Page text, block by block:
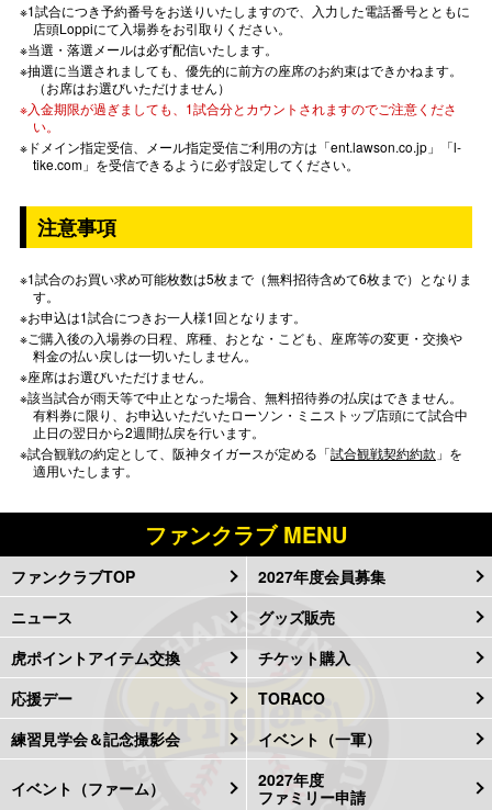
※1試合につき予約番号をお送りいたしますので、入力した電話番号とともに
店頭Loppiにて入場券をお引取りください。
※当選・落選メールは必ず配信いたします。
※抽選に当選されましても、優先的に前方の座席のお約束はできかねます。
（お席はお選びいただけません）
※入金期限が過ぎましても、1試合分とカウントされますのでご注意くださ
い。
※ドメイン指定受信、メール指定受信ご利用の方は「ent.lawson.co.jp」「l-
tike.com」を受信できるように必ず設定してください。
注意事項
※1試合のお買い求め可能枚数は5枚まで（無料招待含めて6枚まで）となりま
す。
※お申込は1試合につきお一人様1回となります。
※ご購入後の入場券の日程、席種、おとな・こども、座席等の変更・交換や
料金の払い戻しは一切いたしません。
※座席はお選びいただけません。
※該当試合が雨天等で中止となった場合、無料招待券の払戻はできません。
有料券に限り、お申込いただいたローソン・ミニストップ店頭にて試合中
止日の翌日から2週間払戻を行います。
※試合観戦の約定として、阪神タイガースが定める「試合観戦契約約款 」を
適用いたします。
ファンクラブ MENU
ファンクラブTOP
2027年度会員募集
ニュース
グッズ販売
虎ポイントアイテム交換
チケット購入
応援デー
TORACO
練習見学会＆記念撮影会
イベント（一軍）
イベント（ファーム）
2027年度
ファミリー申請